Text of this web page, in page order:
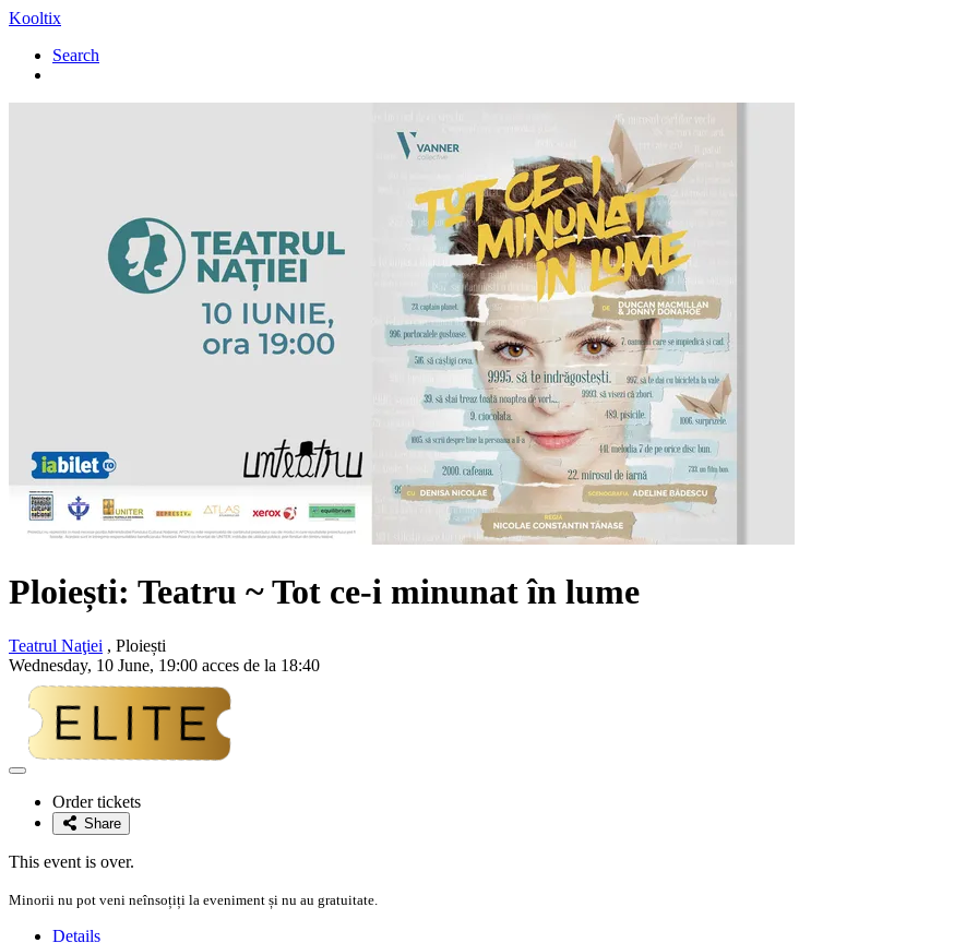
Kooltix
Search
Ploiești: Teatru ~ Tot ce-i minunat în lume
Teatrul Naţiei , Ploiești
Wednesday, 10 June, 19:00 acces de la 18:40
Adaugă
favoriteOrder tickets
Share
This event is over.
Minorii nu pot veni neînsoțiți la eveniment și nu au gratuitate.
Details